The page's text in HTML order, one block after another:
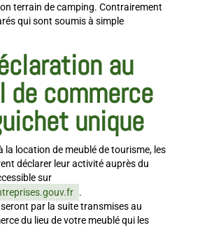
terrain de camping. Contrairement
qui sont soumis à simple
au
de commerce
unique
la location de meublé de tourisme, les
déclarer leur activité auprès du
sur
.
par la suite transmises au
du lieu de votre meublé qui les